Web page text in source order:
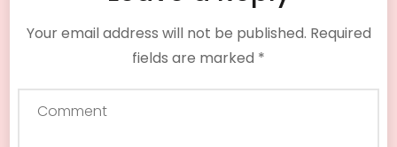
Your email address will not be published. Required
fields are marked *